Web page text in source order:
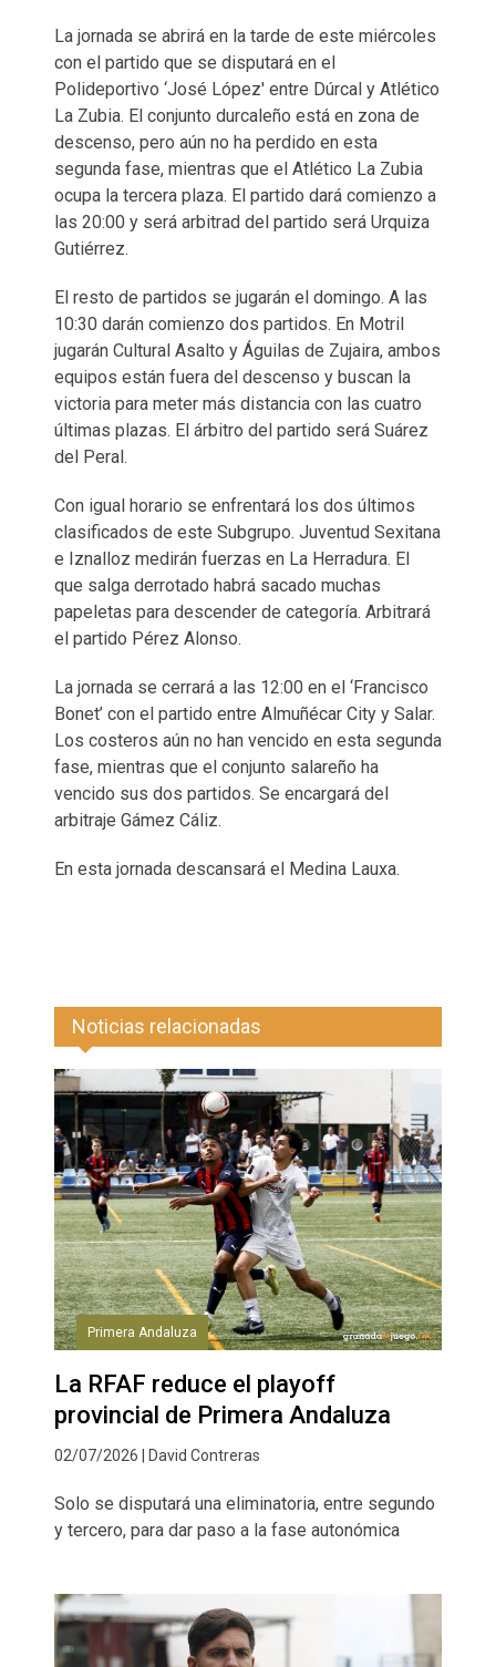
La jornada se abrirá en la tarde de este miércoles
con el partido que se disputará en el
Polideportivo ‘José López' entre Dúrcal y Atlético
La Zubia. El conjunto durcaleño está en zona de
descenso, pero aún no ha perdido en esta
segunda fase, mientras que el Atlético La Zubia
ocupa la tercera plaza. El partido dará comienzo a
las 20:00 y será arbitrad del partido será Urquiza
Gutiérrez.
El resto de partidos se jugarán el domingo. A las
10:30 darán comienzo dos partidos. En Motril
jugarán Cultural Asalto y Águilas de Zujaira, ambos
equipos están fuera del descenso y buscan la
victoria para meter más distancia con las cuatro
últimas plazas. El árbitro del partido será Suárez
del Peral.
Con igual horario se enfrentará los dos últimos
clasificados de este Subgrupo. Juventud Sexitana
e Iznalloz medirán fuerzas en La Herradura. El
que salga derrotado habrá sacado muchas
papeletas para descender de categoría. Arbitrará
el partido Pérez Alonso.
La jornada se cerrará a las 12:00 en el ‘Francisco
Bonet’ con el partido entre Almuñécar City y Salar.
Los costeros aún no han vencido en esta segunda
fase, mientras que el conjunto salareño ha
vencido sus dos partidos. Se encargará del
arbitraje Gámez Cáliz.
En esta jornada descansará el Medina Lauxa.
Noticias relacionadas
Primera Andaluza
La RFAF reduce el playoff
provincial de Primera Andaluza
02/07/2026 | David Contreras
Solo se disputará una eliminatoria, entre segundo
y tercero, para dar paso a la fase autonómica